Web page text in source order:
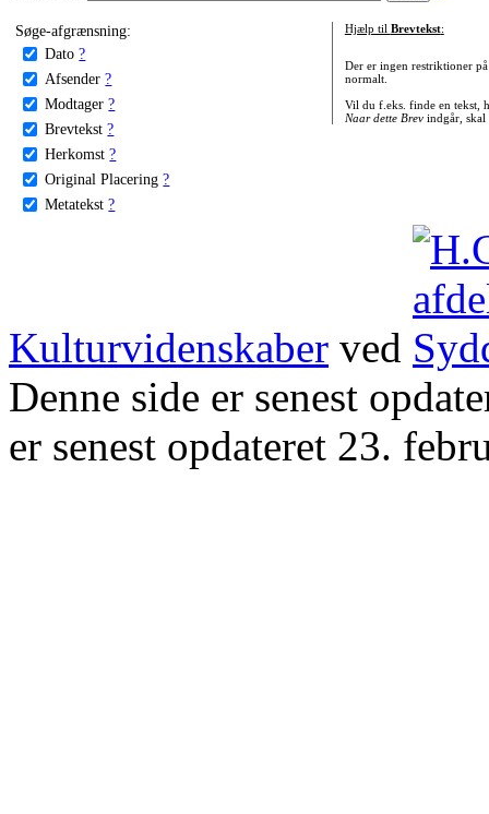
Søge-afgrænsning:
Dato ?
Afsender ?
Modtager ?
Brevtekst ?
Herkomst ?
Original Placering ?
Metatekst ?
Hjælp til Brevtekst:
Der er ingen restriktioner
normalt.
Vil du f.eks. finde en tekst,
Naar dette Brevindgår, skal
Kulturvidenskaber ved
Denne side er senest
er senest opdateret 23.